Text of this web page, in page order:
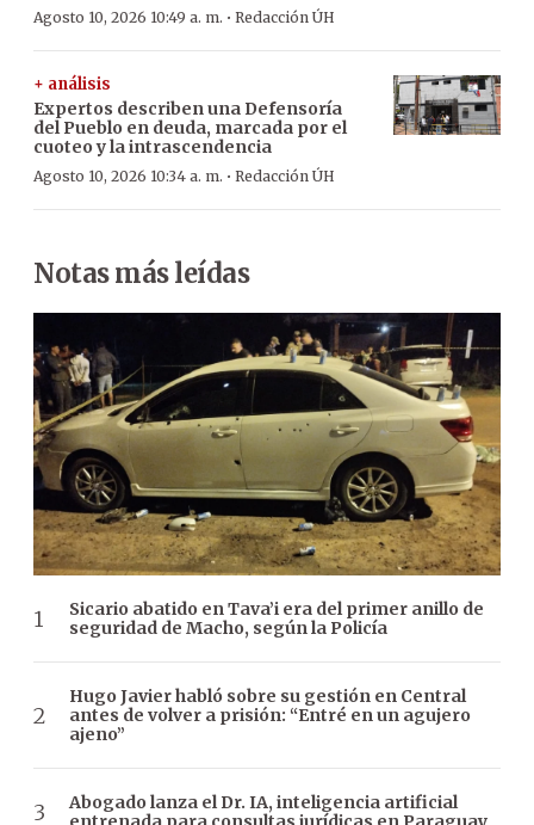
Agosto 10, 2026 10:49 a. m. · Redacción ÚH
+ análisis
Expertos describen una Defensoría
del Pueblo en deuda, marcada por el
cuoteo y la intrascendencia
Agosto 10, 2026 10:34 a. m. · Redacción ÚH
Notas más leídas
Sicario abatido en Tava’i era del primer anillo de
seguridad de Macho, según la Policía
Hugo Javier habló sobre su gestión en Central
antes de volver a prisión: “Entré en un agujero
ajeno”
Abogado lanza el Dr. IA, inteligencia artificial